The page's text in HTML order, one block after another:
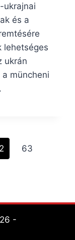
ukrajnai
és a
lehetséges
ukrán
müncheni
63
-